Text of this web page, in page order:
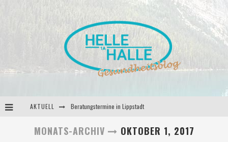
AKTUELL Beratungstermine in Lippstadt
Behandlungstermine in Lippstadt
MONATS-ARCHIV OKTOBER 1, 2017